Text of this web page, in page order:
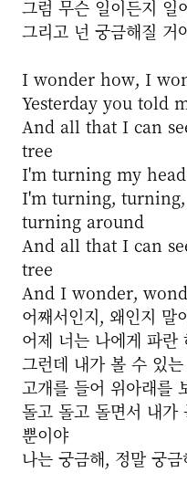
그럼 무슨 일이든지 일
그리고 넌 궁금해질 거
I wonder how, I
Yesterday you told
And all that I can
tree
I'm turning my
I'm turning,
turning around
And all that I can
tree
And I wonder,
어째서인지, 왜인지 말
어제 너는 나에게 파란
그런데 내가 볼 수 있
고개를 들어 위아래를
돌고 돌고 돌면서 내가
뿐이야
나는 궁금해, 정말 궁금